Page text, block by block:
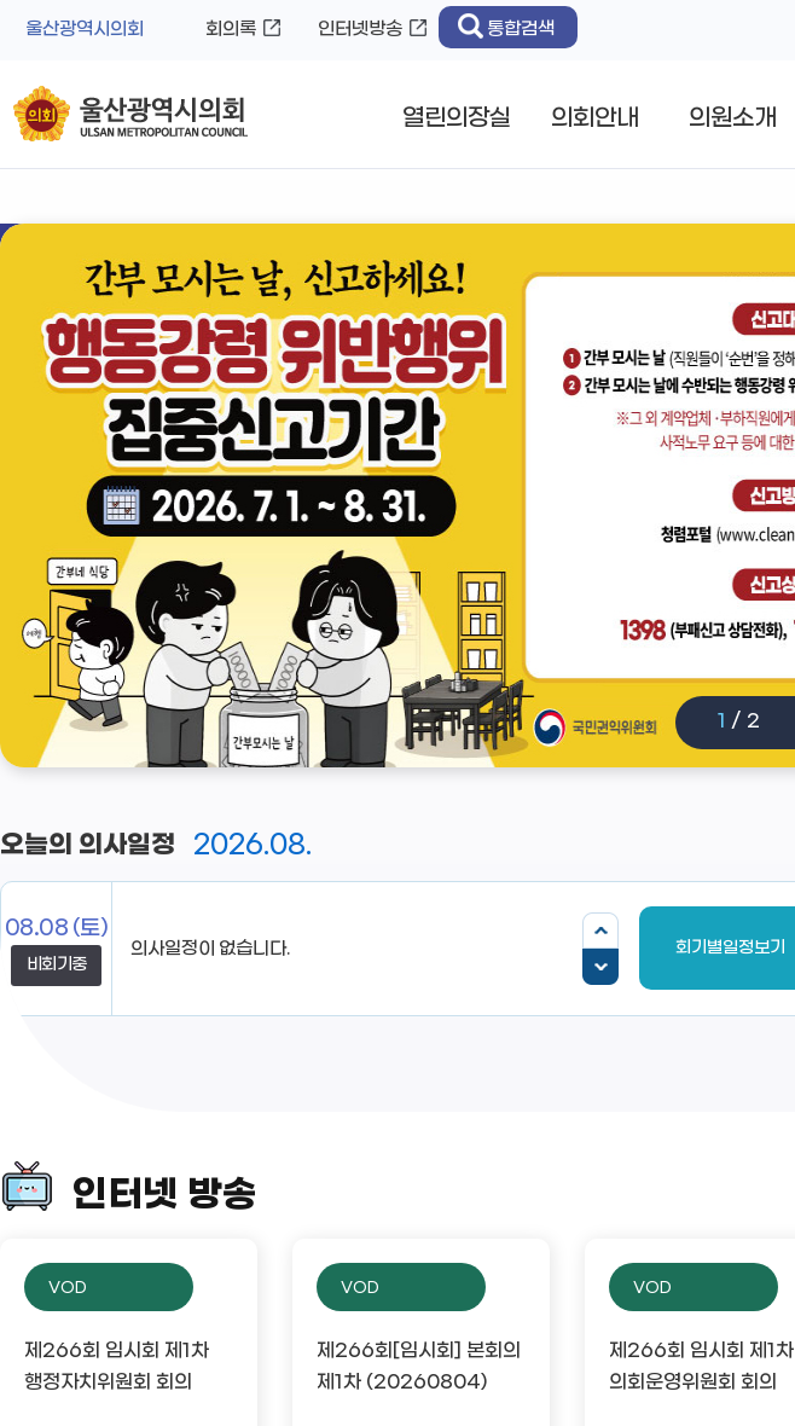
울산광역시의회 회의록 인터넷방송 통합검색
열린의장실 의회안내 의원소개
1 / 2
오늘의 의사일정 2026.08.
08.08 (토)
비회기중
회기별일정보기
인터넷 방송
VOD
제266회 임시회 제1차
행정자치위원회 회의
VOD
제266회[임시회] 본회의
제1차 (20260804)
VOD
제266회 임시회 제1차
의회운영위원회 회의